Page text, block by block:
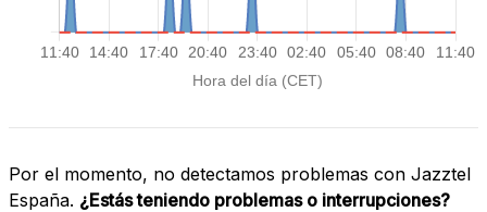
Por el momento, no detectamos problemas con Jazztel
España. ¿Estás teniendo problemas o interrupciones?